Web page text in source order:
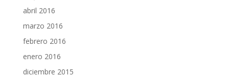
abril 2016
marzo 2016
febrero 2016
enero 2016
diciembre 2015